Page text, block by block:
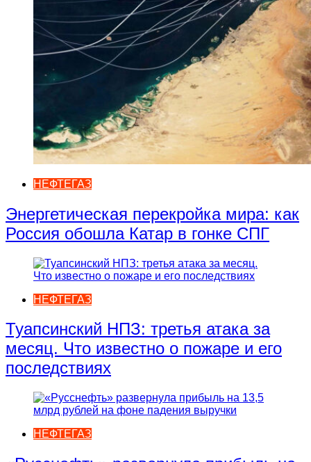
НЕФТЕГАЗ
Энергетическая перекройка мира: как
Россия обошла Катар в гонке СПГ
НЕФТЕГАЗ
Туапсинский НПЗ: третья атака за
месяц. Что известно о пожаре и его
последствиях
НЕФТЕГАЗ